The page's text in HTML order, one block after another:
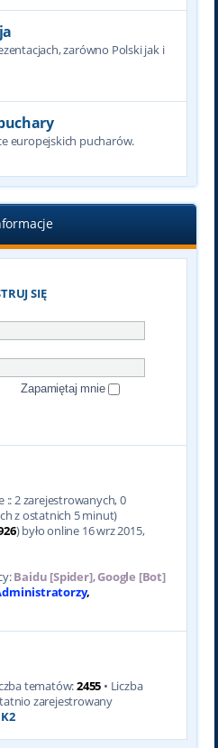
zarówno Polski jak i
europejskich pucharów.
SIĘ
Zapamiętaj mnie
2 zarejestrowanych, 0
z ostatnich 5 minut)
) było online 16 wrz 2015,
Baidu [Spider],Google [Bot]
,
tematów:2455 • Liczba
zarejestrowany